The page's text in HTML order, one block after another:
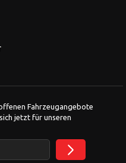
Fahrzeugangebote
jetzt für unseren